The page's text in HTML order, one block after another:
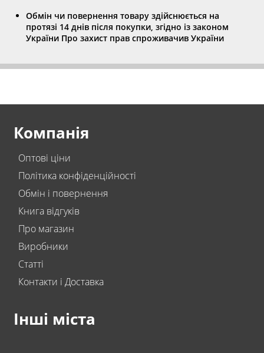
Обмін чи повернення товару здійснюється на
протязі 14 днів після покупки, згідно із законом
України Про захист прав спроживачив України
Компанія
Оптові ціни
Політика конфіденційності
Обмін і повернення
Книга відгуків
Про магазин
Виробники
Статті
Контакти і Доставка
Інші міста